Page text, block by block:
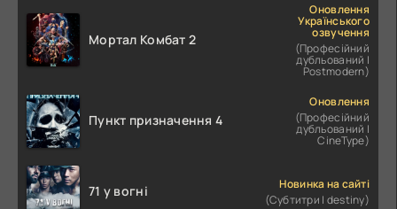
Мортал Комбат 2
Оновлення
Українського
озвучення
(Професійний
дубльований |
Postmodern)
Пункт призначення 4
Оновлення
(Професійний
дубльований |
CineType)
71 у вогні
Новинка на сайті
(Субтитри | destiny)